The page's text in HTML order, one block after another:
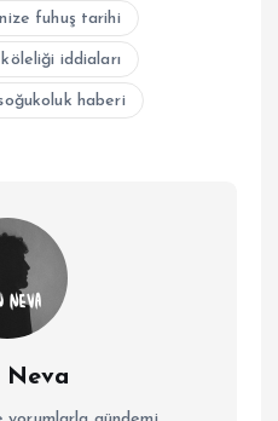
fuhuş tarihi
iddiaları
haberi
Neva